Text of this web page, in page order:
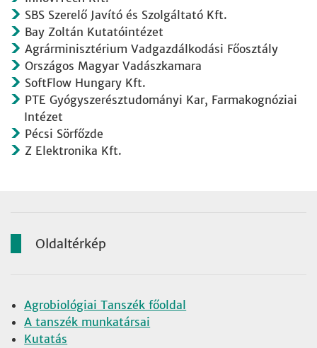
SBS Szerelő Javító és Szolgáltató Kft.
Bay Zoltán Kutatóintézet
Agrárminisztérium Vadgazdálkodási Főosztály
Országos Magyar Vadászkamara
SoftFlow Hungary Kft.
PTE Gyógyszerésztudományi Kar, Farmakognóziai
Intézet
Pécsi Sörfőzde
Z Elektronika Kft.
Oldaltérkép
Agrobiológiai Tanszék főoldal
A tanszék munkatársai
Kutatás